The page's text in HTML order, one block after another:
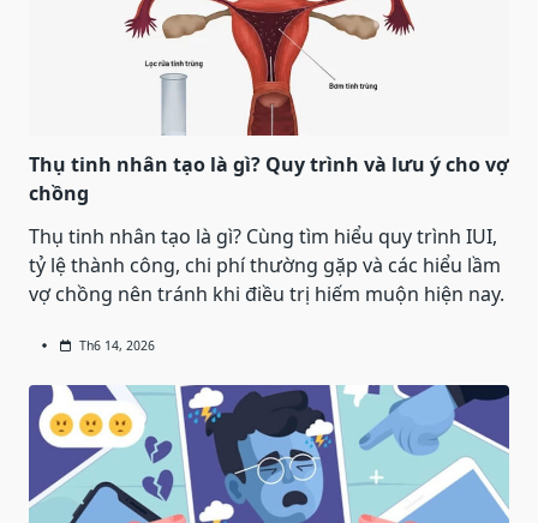
Thụ tinh nhân tạo là gì? Quy trình và lưu ý cho vợ
chồng
Thụ tinh nhân tạo là gì? Cùng tìm hiểu quy trình IUI,
tỷ lệ thành công, chi phí thường gặp và các hiểu lầm
vợ chồng nên tránh khi điều trị hiếm muộn hiện nay.
Th6 14, 2026